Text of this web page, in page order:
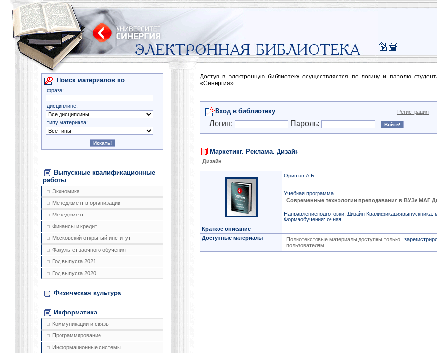
Поиск материалов по
фразе:
дисциплине:
типу материала:
Выпускные квалификационные
работы
Экономика
Менеджмент в организации
Менеджмент
Финансы и кредит
Московский открытый институт
Факультет заочного обучения
Год выпуска 2021
Год выпуска 2020
Физическая культура
Информатика
Коммуникации и связь
Программирование
Информационные системы
Доступ в электронную библиотеку осуществляется по логину и паролю
«Синергия»
Вход в библиотеку Регистрация
Логин: Пароль:
Маркетинг. Реклама. Дизайн
Дизайн
Оришев А.Б.
Учебная программа
Современные технологии преподавания в ВУЗе МАГ
Направлениеподготовки: Дизайн Квалификациявыпускника:
Формаобучения: очная
Краткое описание
Доступные материалы
Полнотекстовые материалы доступны только
пользователям